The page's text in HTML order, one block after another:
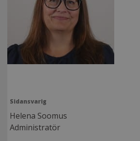
Sidansvarig
Helena Soomus
Administratör